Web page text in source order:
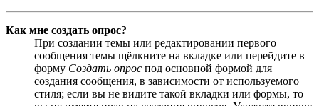
Как мне создать опрос?
При создании темы или редактировании первого
сообщения темы щёлкните на вкладке или перейдите в
форму Создать опрос под основной формой для
создания сообщения, в зависимости от используемого
стиля; если вы не видите такой вкладки или формы, то